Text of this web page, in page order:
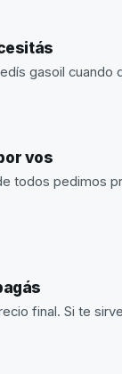
gasoil cuando
vos
todos pedimos
final. Si te